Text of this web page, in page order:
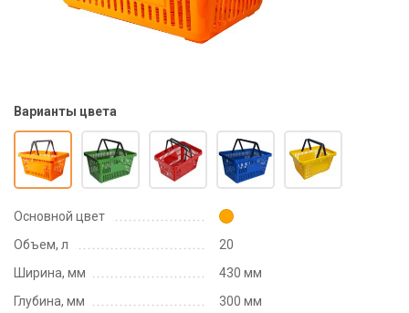
Основной цвет
Объем, л
20
Ширина, мм
430 мм
Глубина, мм
300 мм
Варианты цвета